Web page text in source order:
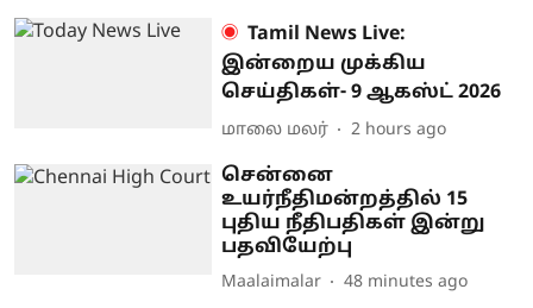
Tamil News Live:
இன்றைய முக்கிய
செய்திகள்- 9 ஆகஸ்ட் 2026
மாலை மலர் 2 hours ago
சென்னை
உயர்நீதிமன்றத்தில் 15
புதிய நீதிபதிகள் இன்று
பதவியேற்பு
Maalaimalar 48 minutes ago